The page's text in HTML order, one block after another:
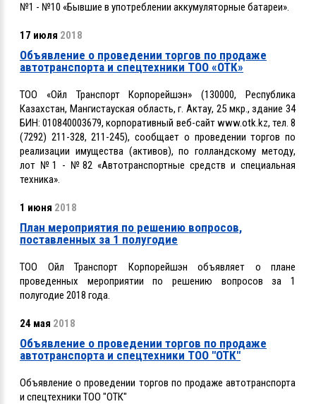
№1 - №10 «Бывшие в употреблении аккумуляторные батареи».
17 июля 2018
Объявление о проведении торгов по продаже
автотранспорта и спецтехники ТОО «ОТК»
ТОО «Ойл Транспорт Корпорейшэн» (130000, Республика
Казахстан, Мангистауская область, г. Актау, 25 мкр., здание 34
БИН: 010840003679, корпоративный веб-сайт www.otk.kz, тел. 8
(7292) 211-328, 211-245), сообщает о проведении торгов по
реализации имущества (активов), по голландскому методу,
лот №1 - №82 «Автотранспортные средств и специальная
техника».
1 июня 2018
План мероприятия по решению вопросов,
поставленных за 1 полугодие
ТОО Ойл Транспорт Корпорейшэн объявляет о плане
проведенных мероприятии по решению вопросов за 1
полугодие 2018 года.
24 мая 2018
Объявление о проведении торгов по продаже
автотранспорта и спецтехники ТОО "ОТК"
Объявление о проведении торгов по продаже автотранспорта
и спецтехники ТОО "ОТК"